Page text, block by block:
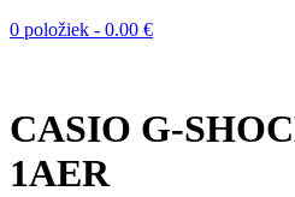
0 položiek - 0.00 €
CASIO G-
1AER